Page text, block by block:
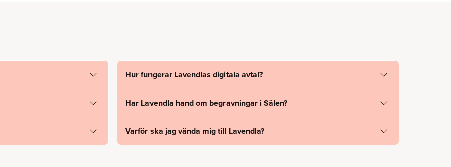
Hur fungerar Lavendlas digitala avtal?
Har Lavendla hand om begravningar i Sälen?
Varför ska jag vända mig till Lavendla?